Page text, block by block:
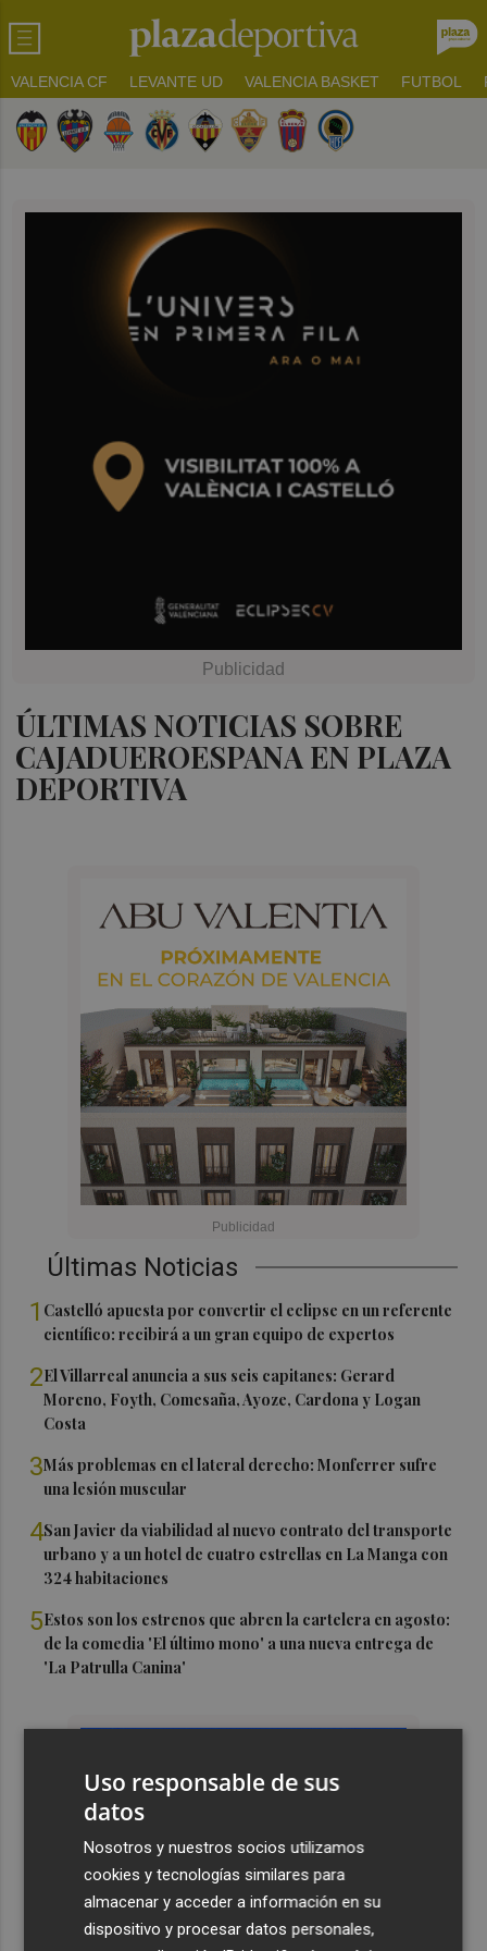
VALENCIA CF LEVANTE UD VALENCIA BASKET FUTBOL
ÚLTIMAS NOTICIAS SOBRE
CAJADUEROESPANA EN PLAZA
DEPORTIVA
Últimas Noticias
1 Castelló apuesta por convertir el eclipse en un referente
científico: recibirá a un gran equipo de expertos
2El Villarreal anuncia a sus seis capitanes: Gerard
Moreno, Foyth, Comesaña, Ayoze, Cardona y Logan
Costa
3Más problemas en el lateral derecho: Monferrer sufre
una lesión muscular
4San Javier da viabilidad al nuevo contrato del transporte
urbano y a un hotel de cuatro estrellas en La Manga con
324 habitaciones
5Estos son los estrenos que abren la cartelera en agosto:
de la comedia 'El último mono' a una nueva entrega de
'La Patrulla Canina'
Uso responsable de sus
datos
Nosotros y nuestros socios utilizamos
cookies y tecnologías similares para
almacenar y acceder a información en su
dispositivo y procesar datos personales,